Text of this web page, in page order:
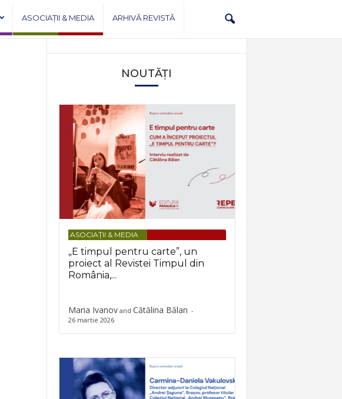
ASOCIAȚII & MEDIA ARHIVĂ REVISTĂ
NOUTĂȚI
ASOCIAȚII & MEDIA
„E timpul pentru carte”, un
proiect al Revistei Timpul din
România,...
Maria Ivanovand Cătălina Bălan -
26 martie 2026